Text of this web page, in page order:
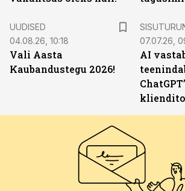
UUDISED
04.08.26, 10:18
Vali Aasta
Kaubandustegu 2026!
07.07.26,
AI